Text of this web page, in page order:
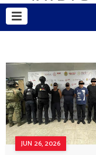
JUN 26, 2026